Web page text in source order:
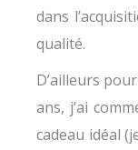
dans
qualité.
D’ailleurs
ans, j’ai
cadeau idéal